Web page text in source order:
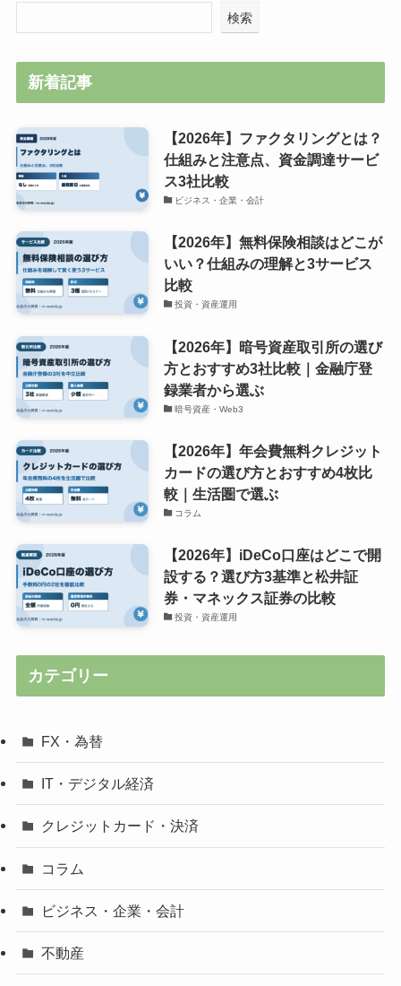
検索
新着記事
【2026年】ファクタリングとは？
仕組みと注意点、資金調達サービ
ス3社比較
ビジネス・企業・会計
【2026年】無料保険相談はどこが
いい？仕組みの理解と3サービス
比較
投資・資産運用
【2026年】暗号資産取引所の選び
方とおすすめ3社比較｜金融庁登
録業者から選ぶ
暗号資産・Web3
【2026年】年会費無料クレジット
カードの選び方とおすすめ4枚比
較｜生活圏で選ぶ
コラム
【2026年】iDeCo口座はどこで開
設する？選び方3基準と松井証
券・マネックス証券の比較
投資・資産運用
カテゴリー
FX・為替
IT・デジタル経済
クレジットカード・決済
コラム
ビジネス・企業・会計
不動産